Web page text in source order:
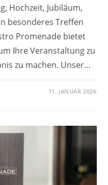
Hochzeit, Jubiläum,
besonderes Treffen
Promenade bietet
Ihre Veranstaltung zu
zu machen. Unser…
11. JANUAR 2026